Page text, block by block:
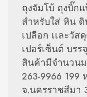
ถุงจัมโบ้ ถุงบิ๊ก
สำหรับใส่ หิน
เปลือก เเละวัส
เปอร์เซ็นต์ บร
สินค้ามีจำนวน
263-9966 199
จ.นครราชสีมา